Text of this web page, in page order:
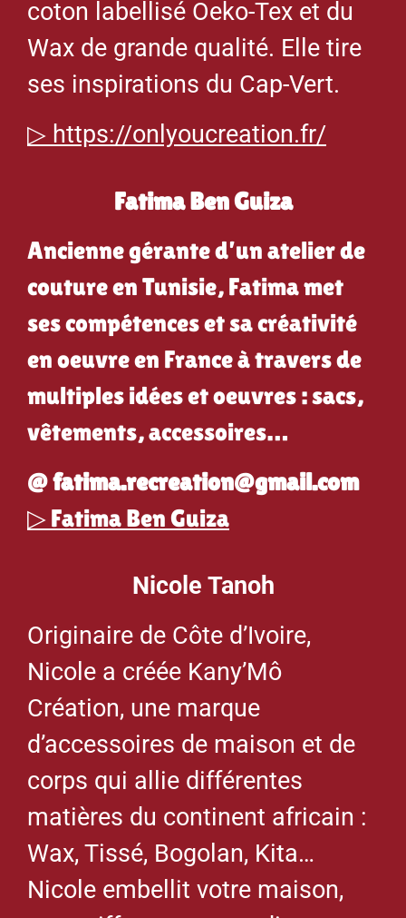
coton labellisé Oeko-Tex et du
Wax de grande qualité. Elle tire
ses inspirations du Cap-Vert.
▷ https://onlyoucreation.fr/
Fatima Ben Guiza
Ancienne gérante d’un atelier de
couture en Tunisie, Fatima met
ses compétences et sa créativité
en oeuvre en France à travers de
multiples idées et oeuvres : sacs,
vêtements, accessoires…
@ fatima.recreation@gmail.com
▷Fatima Ben Guiza
Nicole Tanoh
Originaire de Côte d’Ivoire,
Nicole a créée Kany’Mô
Création, une marque
d’accessoires de maison et de
corps qui allie différentes
matières du continent africain :
Wax, Tissé, Bogolan, Kita…
Nicole embellit votre maison,